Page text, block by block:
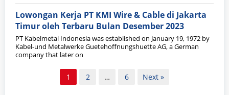
Lowongan Kerja PT KMI Wire & Cable di Jakarta
Timur oleh Terbaru Bulan Desember 2023
PT Kabelmetal Indonesia was established on January 19, 1972 by
Kabel-und Metalwerke Guetehoffnungshuette AG, a German
company that later on
1 2 … 6 Next »